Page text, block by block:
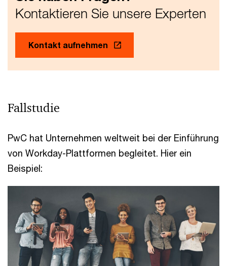
Kontaktieren Sie unsere Experten
Kontakt aufnehmen
Fallstudie
PwC hat Unternehmen weltweit bei der Einführung
von Workday-Plattformen begleitet. Hier ein
Beispiel: